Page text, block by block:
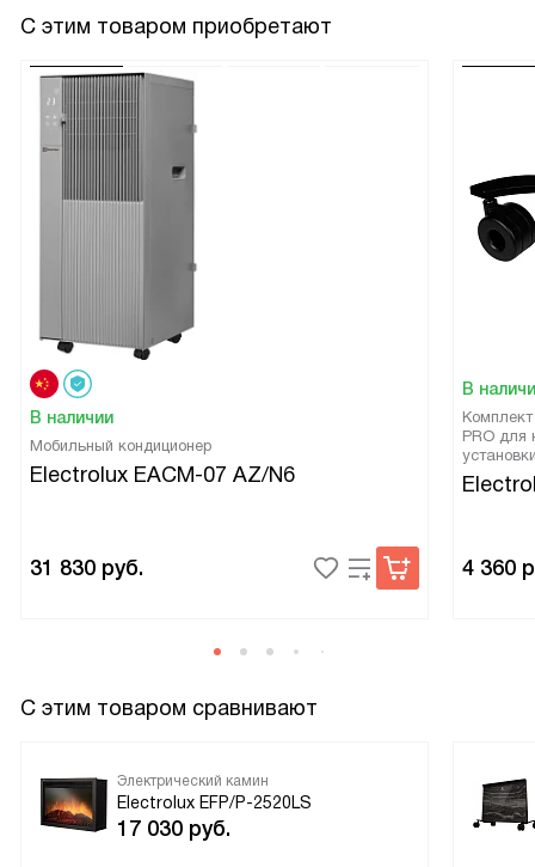
С этим товаром приобретают
В наличии
Мобильный кондиционер
Electrolux EACM-07 AZ/N6
31 830 руб.
В
PRO для
4 360
С этим товаром сравнивают
Электрический камин
Electrolux EFP/P-2520LS
17 030 руб.